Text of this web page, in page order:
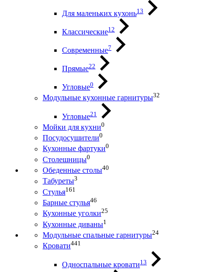
Для маленьких кухонь13
Классические12
Современные7
Прямые22
Угловые0
Модульные кухонные гарнитуры32
Угловые21
Мойки для кухни0
Посудосушители0
Кухонные фартуки0
Столешницы0
Обеденные столы40
Табуреты3
Стулья161
Барные стулья46
Кухонные уголки25
Кухонные диваны1
Модульные спальные гарнитуры24
Кровати441
Односпальные кровати13